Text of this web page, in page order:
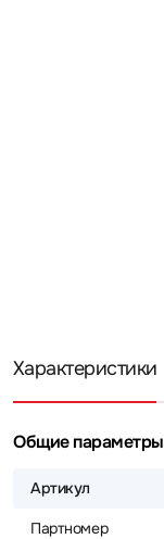
Характеристики
Общие параметры
Артикул
Партномер